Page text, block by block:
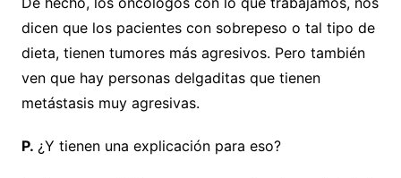
dicen que los pacientes con sobrepeso o tal tipo de
dieta, tienen tumores más agresivos. Pero también
ven que hay personas delgaditas que tienen
metástasis muy agresivas.
P. ¿Y tienen una explicación para eso?